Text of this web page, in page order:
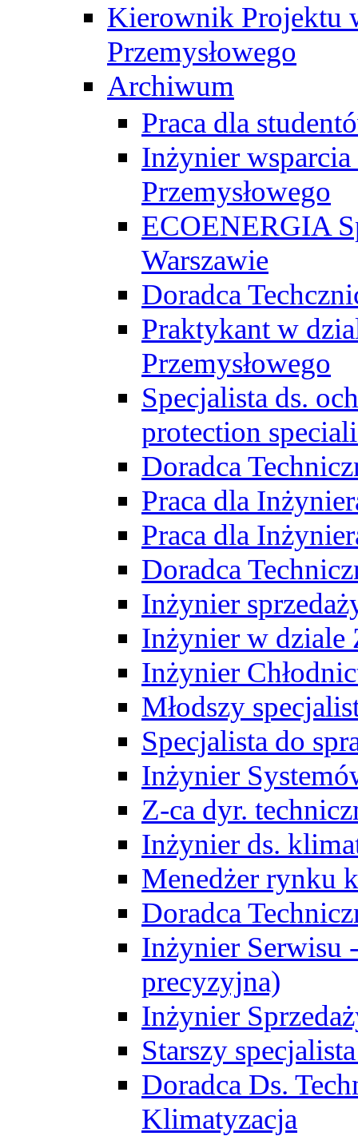
Kierownik Projektu
Przemysłowego
Archiwum
Praca dla
Inżynier wsparcia
Przemysłowego
ECOENERGIA
Warszawie
Doradca
Praktykant w
Przemysłowego
Specjalista ds.
protection
Doradca
Praca dla
Praca dla
Doradca
Inżynier
Inżynier w dziale
Inżynier
Młodszy
Specjalista do
Inżynier
Z-ca dyr.
Inżynier ds.
Menedżer rynku
Doradca
Inżynier Serwisu
precyzyjna)
Inżynier
Starszy
Doradca Ds.
Klimatyzacja